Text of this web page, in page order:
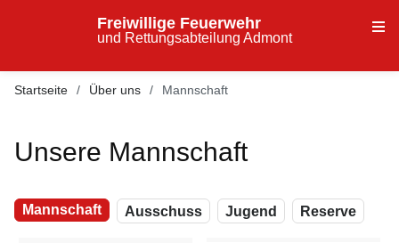
Freiwillige Feuerwehr
und Rettungsabteilung Admont
Startseite Über uns Mannschaft
Unsere Mannschaft
Mannschaft Ausschuss Jugend Reserve